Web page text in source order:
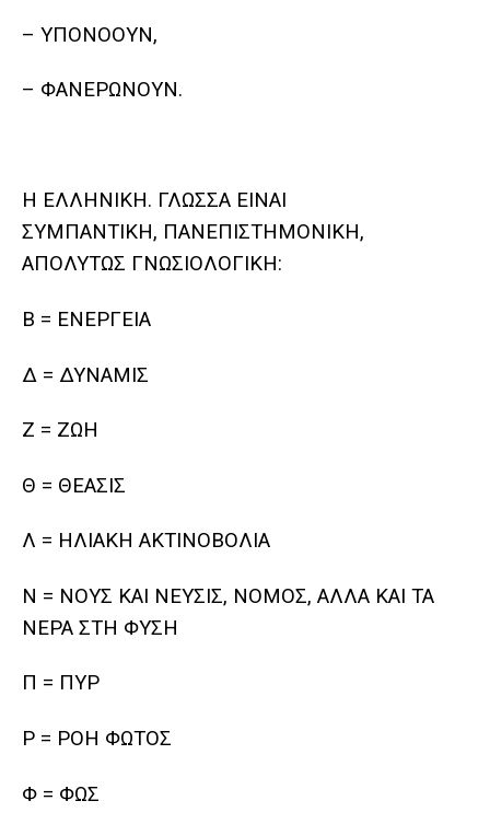
– ΥΠΟΝΟΟΥΝ,
– ΦΑΝΕΡΩΝΟΥΝ.
Η ΕΛΛΗΝΙΚΗ. ΓΛΩΣΣΑ ΕΙΝΑΙ
ΣΥΜΠΑΝΤΙΚΗ, ΠΑΝΕΠΙΣΤΗΜΟΝΙΚΗ,
ΑΠΟΛΥΤΩΣ ΓΝΩΣΙΟΛΟΓΙΚΗ:
Β = ΕΝΕΡΓΕΙΑ
Δ = ΔΥΝΑΜΙΣ
Ζ = ΖΩΗ
Θ = ΘΕΑΣΙΣ
Λ = ΗΛΙΑΚΗ ΑΚΤΙΝΟΒΟΛΙΑ
Ν = ΝΟΥΣ ΚΑΙ ΝΕΥΣΙΣ, ΝΟΜΟΣ, ΑΛΛΑ ΚΑΙ ΤΑ
ΝΕΡΑ ΣΤΗ ΦΥΣΗ
Π = ΠΥΡ
Ρ = ΡΟΗ ΦΩΤΟΣ
Φ = ΦΩΣ